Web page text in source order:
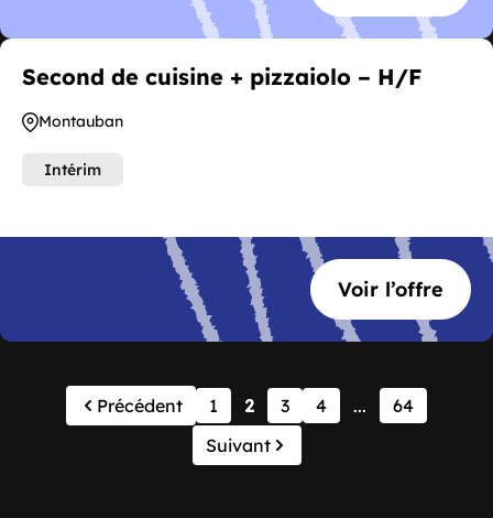
Second de cuisine + pizzaiolo – H/F
Montauban
Intérim
Voir l’offre
Précédent 1 2 3 4 ...
64
Suivant